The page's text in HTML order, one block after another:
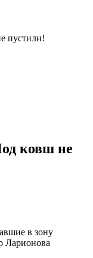
пустили!
ковш не
в зону
Ларионова